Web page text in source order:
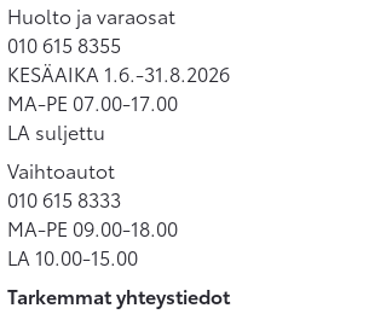
Huolto ja varaosat
010 615 8355
KESÄAIKA 1.6.-31.8.2026
MA-PE 07.00-17.00
LA suljettu
Vaihtoautot
010 615 8333
MA-PE 09.00-18.00
LA 10.00-15.00
Tarkemmat yhteystiedot